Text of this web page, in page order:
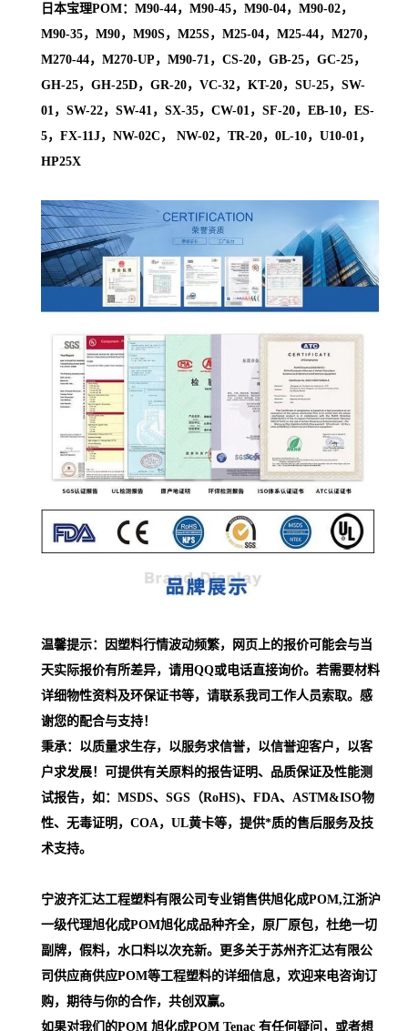
日本宝理POM：M90-44，M90-45，M90-04，M90-02，
M90-35，M90，M90S，M25S，M25-04，M25-44，M270，
M270-44，M270-UP，M90-71，CS-20，GB-25，GC-25，
GH-25，GH-25D，GR-20，VC-32，KT-20，SU-25，SW-
01，SW-22，SW-41，SX-35，CW-01，SF-20，EB-10，ES-
5，FX-11J，NW-02C， NW-02，TR-20，0L-10，U10-01，
HP25X
温馨提示：因塑料行情波动频繁，网页上的报价可能会与当
天实际报价有所差异，请用QQ或电话直接询价。若需要材料
详细物性资料及环保证书等，请联系我司工作人员索取。感
谢您的配合与支持！
秉承：以质量求生存，以服务求信誉，以信誉迎客户，以客
户求发展！可提供有关原料的报告证明、品质保证及性能测
试报告，如：MSDS、SGS（RoHS)、FDA、ASTM&ISO物
性、无毒证明，COA，UL黄卡等，提供*质的售后服务及技
术支持。
宁波齐汇达工程塑料有限公司专业销售供旭化成POM,江浙沪
一级代理旭化成POM旭化成品种齐全，原厂原包，杜绝一切
副牌，假料，水口料以次充新。更多关于苏州齐汇达有限公
司供应商供应POM等工程塑料的详细信息，欢迎来电咨询订
购，期待与你的合作，共创双赢。
如果对我们的POM 旭化成POM Tenac 有任何疑问，或者想